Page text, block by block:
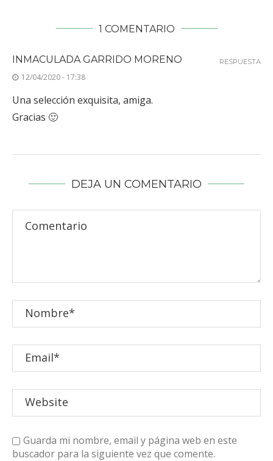
1 COMENTARIO
INMACULADA GARRIDO MORENO
12/04/2020 - 17:38
Una selección exquisita, amiga.
Gracias 🙂
RESPUESTA
DEJA UN COMENTARIO
Guarda mi nombre, email y página web en este
buscador para la siguiente vez que comente.